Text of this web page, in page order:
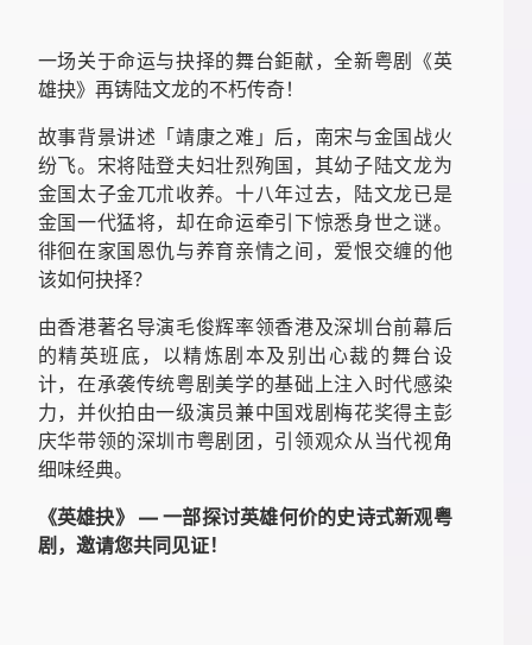
一场关于命运与抉择的舞台鉅献，全新粤剧《英
雄抉》再铸陆文龙的不朽传奇！
故事背景讲述「靖康之难」后，南宋与金国战火
纷飞。宋将陆登夫妇壮烈殉国，其幼子陆文龙为
金国太子金兀朮收养。十八年过去，陆文龙已是
金国一代猛将，却在命运牵引下惊悉身世之谜。
徘徊在家国恩仇与养育亲情之间，爱恨交缠的他
该如何抉择？
由香港著名导演毛俊辉率领香港及深圳台前幕后
的精英班底，以精炼剧本及别出心裁的舞台设
计，在承袭传统粤剧美学的基础上注入时代感染
力，并伙拍由一级演员兼中国戏剧梅花奖得主彭
庆华带领的深圳市粤剧团，引领观众从当代视角
细味经典。
《英雄抉》 — 一部探讨英雄何价的史诗式新观粤
剧，邀请您共同见证！